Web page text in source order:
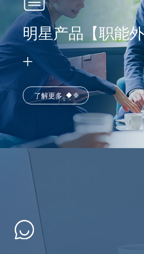
明星产品【职能
了解更多